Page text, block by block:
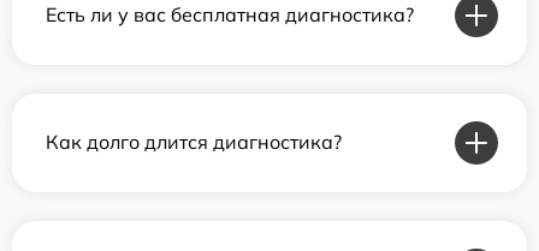
Есть ли у вас бесплатная диагностика?
Как долго длится диагностика?